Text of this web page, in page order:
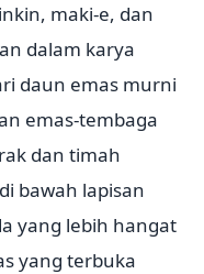
maki-e, dan
dalam karya
daun emas murni
emas-tembaga
dan timah
bawah lapisan
yang lebih hangat
yang terbuka